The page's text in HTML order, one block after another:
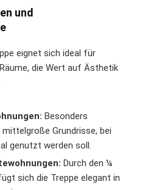
und
eignet sich ideal für
die Wert auf Ästhetik
Besonders
Grundrisse, bei
genutzt werden soll.
Durch den ¼
sich die Treppe elegant in